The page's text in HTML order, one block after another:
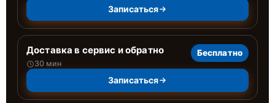
Записаться
Доставка в сервис и обратно
30 мин
Бесплатно
Записаться